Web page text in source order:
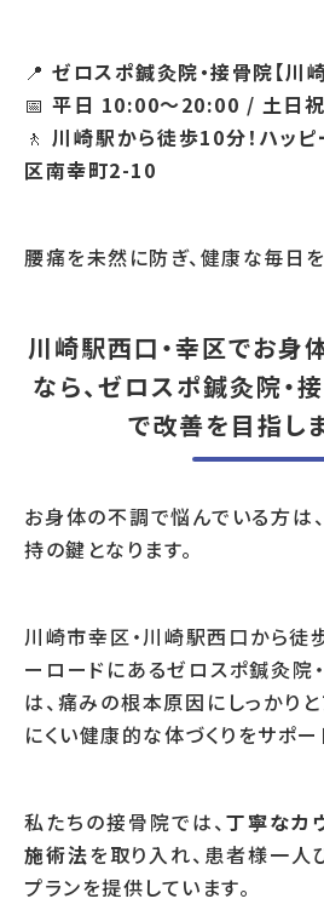
📍 ゼロスポ鍼灸院・接骨院【川
📅 平日 10:00～20:00 / 土日
🚶川崎駅から徒歩10分！ハッ
区南幸町2-10
腰痛を未然に防ぎ、健康な毎日を
川崎駅西口・幸区でお身
なら、ゼロスポ鍼灸院
で改善を目指しま
お身体の不調で悩んでいる方は
持の鍵となります。
川崎市幸区・川崎駅西口から徒
ーロードにあるゼロスポ鍼灸
は、痛みの根本原因にしっかり
にくい健康的な体づくりをサポー
私たちの接骨院では、丁寧なカ
施術法を取り入れ、患者様一人
プランを提供しています。